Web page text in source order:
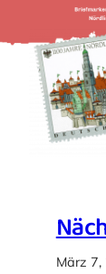
Inhalt
springen
März